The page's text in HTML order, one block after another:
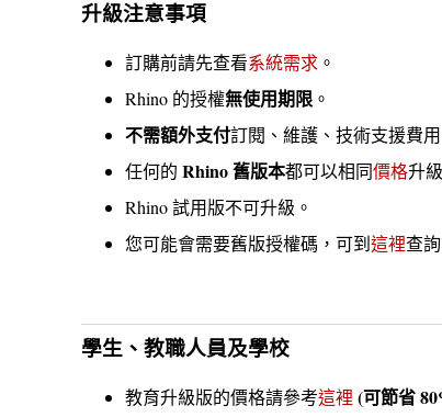
升級注意事項
訂購前請先查看系統需求 。
Rhino 的授權無使用期限 。
不需額外支付訂閱、維護、技術支援費用
任何的 Rhino 舊版本都可以相同價格升
Rhino 試用版不可升級。
您可能會需要舊版授權碼，可到這裡查詢
學生、教職人員及學校
教育升級版的價格請參考這裡 (可節省